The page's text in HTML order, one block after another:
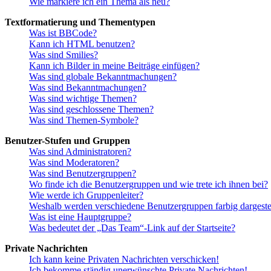
Textformatierung und Thementypen
Was ist BBCode?
Kann ich HTML benutzen?
Was sind Smilies?
Kann ich Bilder in meine Beiträge einfügen?
Was sind globale Bekanntmachungen?
Was sind Bekanntmachungen?
Was sind wichtige Themen?
Was sind geschlossene Themen?
Was sind Themen-Symbole?
Benutzer-Stufen und Gruppen
Was sind Administratoren?
Was sind Moderatoren?
Was sind Benutzergruppen?
Wo finde ich die Benutzergruppen und wie trete ich ihnen bei?
Wie werde ich Gruppenleiter?
Weshalb werden verschiedene Benutzergruppen farbig
Was ist eine Hauptgruppe?
Was bedeutet der „Das Team“-Link auf der Startseite?
Private Nachrichten
Ich kann keine Privaten Nachrichten verschicken!